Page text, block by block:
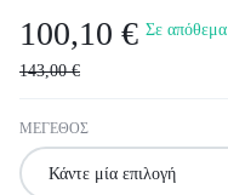
100,10 €
143,00€
Σε απόθεμα
ΜΕΓΕΘΟΣ